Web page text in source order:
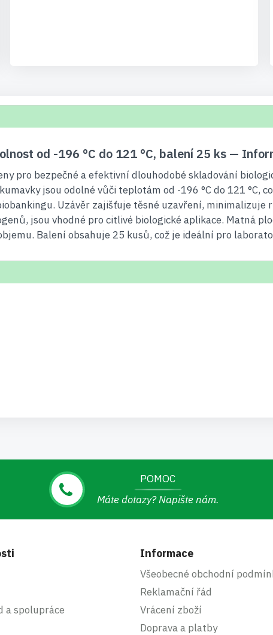
od -196 °C do 121 °C, balení 25 ks —
pro bezpečné a efektivní dlouhodobé skladování
jsou odolné vůči teplotám od -196 °C do 121 °C,
Uzávěr zajišťuje těsné uzavření,
jsou vhodné pro citlivé biologické aplikace. Matná
Balení obsahuje 25 kusů, což je ideální pro
POMOC
Máte dotazy? Napište nám.
a spolupráce
Informace
Všeobecné obchodní
Reklamační řád
Vrácení zboží
Doprava a platby